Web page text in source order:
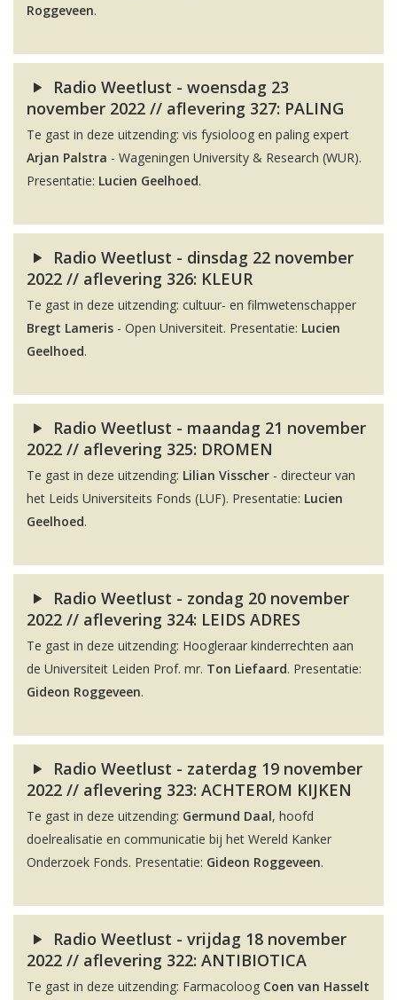
Roggeveen.
Radio Weetlust - woensdag 23
november 2022 // aflevering 327: PALING
Te gast in deze uitzending: vis fysioloog en paling expert
Arjan Palstra - Wageningen University & Research (WUR).
Presentatie: Lucien Geelhoed.
Radio Weetlust - dinsdag 22 november
2022 // aflevering 326: KLEUR
Te gast in deze uitzending: cultuur- en filmwetenschapper
Bregt Lameris - Open Universiteit. Presentatie: Lucien
Geelhoed.
Radio Weetlust - maandag 21 november
2022 // aflevering 325: DROMEN
Te gast in deze uitzending: Lilian Visscher - directeur van
het Leids Universiteits Fonds (LUF). Presentatie: Lucien
Geelhoed.
Radio Weetlust - zondag 20 november
2022 // aflevering 324: LEIDS ADRES
Te gast in deze uitzending: Hoogleraar kinderrechten aan
de Universiteit Leiden Prof. mr. Ton Liefaard. Presentatie:
Gideon Roggeveen.
Radio Weetlust - zaterdag 19 november
2022 // aflevering 323: ACHTEROM KIJKEN
Te gast in deze uitzending: Germund Daal, hoofd
doelrealisatie en communicatie bij het Wereld Kanker
Onderzoek Fonds. Presentatie: Gideon Roggeveen.
Radio Weetlust - vrijdag 18 november
2022 // aflevering 322: ANTIBIOTICA
Te gast in deze uitzending: Farmacoloog Coen van Hasselt